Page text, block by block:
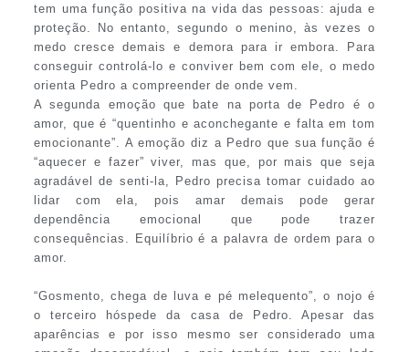
tem uma função positiva na vida das pessoas: ajuda e
proteção. No entanto, segundo o menino, às vezes o
medo cresce demais e demora para ir embora. Para
conseguir controlá-lo e conviver bem com ele, o medo
orienta Pedro a compreender de onde vem.
A segunda emoção que bate na porta de Pedro é o
amor, que é “quentinho e aconchegante e falta em tom
emocionante”. A emoção diz a Pedro que sua função é
“aquecer e fazer” viver, mas que, por mais que seja
agradável de senti-la, Pedro precisa tomar cuidado ao
lidar com ela, pois amar demais pode gerar
dependência emocional que pode trazer
consequências. Equilíbrio é a palavra de ordem para o
amor.
“Gosmento, chega de luva e pé melequento”, o nojo é
o terceiro hóspede da casa de Pedro. Apesar das
aparências e por isso mesmo ser considerado uma